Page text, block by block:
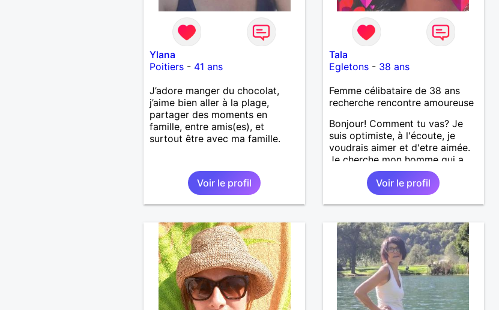
Ylana
Poitiers- 41 ans
J’adore manger du chocolat,
j’aime bien aller à la plage,
partager des moments en
famille, entre amis(es), et
surtout être avec ma famille.
Voir le profil
Tala
Egletons- 38 ans
Femme célibataire de 38 ans
recherche rencontre amoureuse
Bonjour! Comment tu vas? Je
suis optimiste, à l'écoute, je
voudrais aimer et d'etre aimée.
Je cherche mon homme qui a
38-48 ans. Aussi en Correse en
préférence ou dans son alentour
vu que je travaille en CDI et je
ne peux pas souvent voyager
monde.
Voir le profil